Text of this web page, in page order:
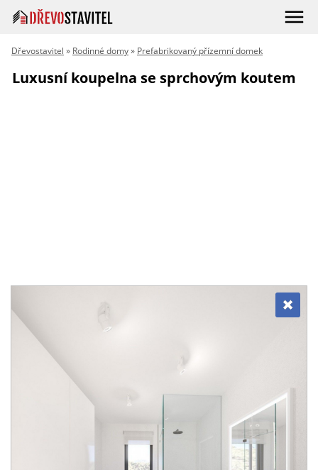
Dřevostavitel » Rodinné domy» Prefabrikovaný přízemní domek
Luxusní koupelna se sprchovým koutem